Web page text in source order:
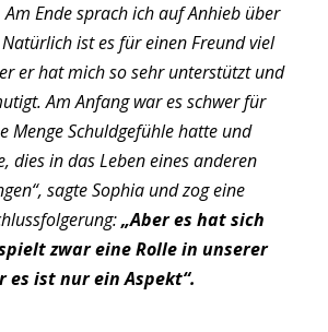
Ende sprach ich auf Anhieb über
ist es für einen Freund viel
er hat mich so sehr unterstützt und
Am Anfang war es schwer für
Menge Schuldgefühle hatte und
dies in das Leben eines anderen
sagte Sophia und zog eine
„Aber es hat sich
zwar eine Rolle in unserer
es ist nur ein Aspekt“.